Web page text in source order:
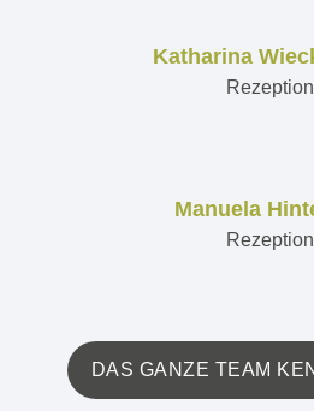
Katharina
Rezeption
Manuela
Rezeption
DAS GANZE TEAM